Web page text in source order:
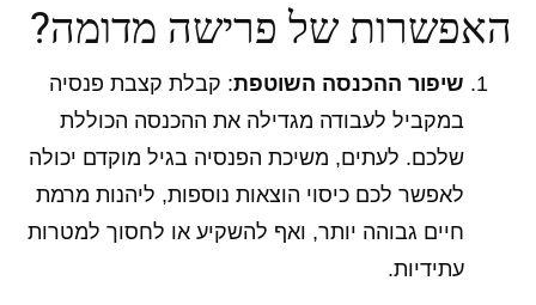
האפשרות של פרישה מדומה?
שיפור ההכנסה השוטפת: קבלת קצבת פנסיה
במקביל לעבודה מגדילה את ההכנסה הכוללת
שלכם. לעתים, משיכת הפנסיה בגיל מוקדם יכולה
לאפשר לכם כיסוי הוצאות נוספות, ליהנות מרמת
חיים גבוהה יותר, ואף להשקיע או לחסוך למטרות
עתידיות.